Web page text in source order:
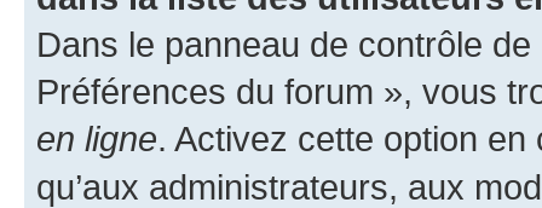
Dans le panneau de contrôle
Préférences du forum », vous
en ligne. Activez cette option
qu’aux administrateurs, aux